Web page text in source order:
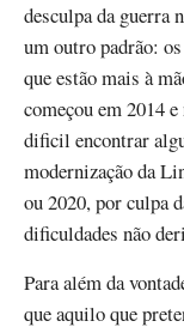
desculpa da guerra
um outro padrão:
que estão mais à
começou em 2014
dificil encontrar
modernização da
ou 2020, por culpa
dificuldades não
Para além da
que aquilo que